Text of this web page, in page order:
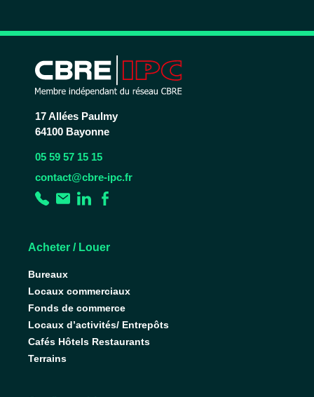
17 Allées Paulmy
64100 Bayonne
05 59 57 15 15
contact@cbre-ipc.fr
Acheter / Louer
Bureaux
Locaux commerciaux
Fonds de commerce
Locaux d’activités/ Entrepôts
Cafés Hôtels Restaurants
Terrains